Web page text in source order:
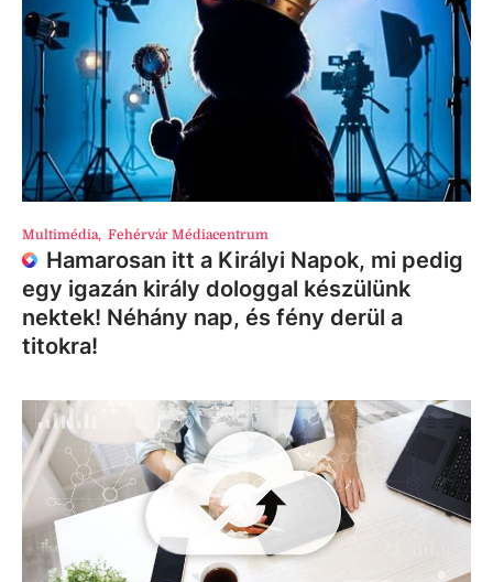
Multimédia, Fehérvár Médiacentrum
Hamarosan itt a Királyi Napok, mi pedig
egy igazán király dologgal készülünk
nektek! Néhány nap, és fény derül a
titokra!